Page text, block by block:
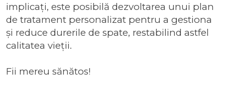
implicați, este posibilă dezvoltarea unui plan
de tratament personalizat pentru a gestiona
și reduce durerile de spate, restabilind astfel
calitatea vieții.
Fii mereu sănătos!